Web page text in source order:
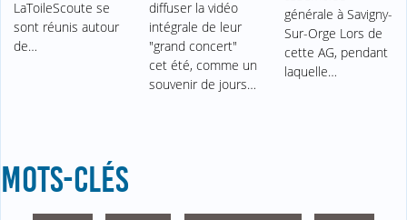
LaToileScoute se
sont réunis autour
de…
diffuser la vidéo
intégrale de leur
"grand concert"
cet été, comme un
souvenir de jours…
générale à Savigny-
Sur-Orge Lors de
cette AG, pendant
laquelle…
MOTS-CLÉS